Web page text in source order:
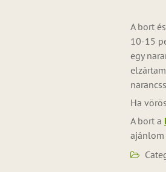
A bort
10-15
egy
Ha
A bort a
ajánlom